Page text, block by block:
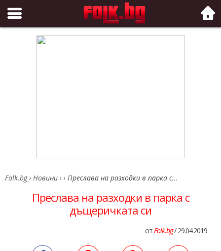
Folk.bg
Folk.bg › Новини › › Преслава на разходки в парка с...
Преслава на разходки в парка с
дъщеричката си
отFolk.bg/ 29.04.2019